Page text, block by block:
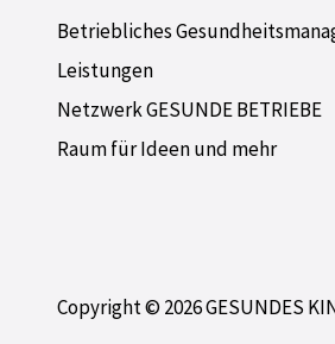
Betriebliches
Leistungen
Netzwerk GESUNDE BETRIEBE
Raum für Ideen und mehr
Copyright © 2026 GESUNDES